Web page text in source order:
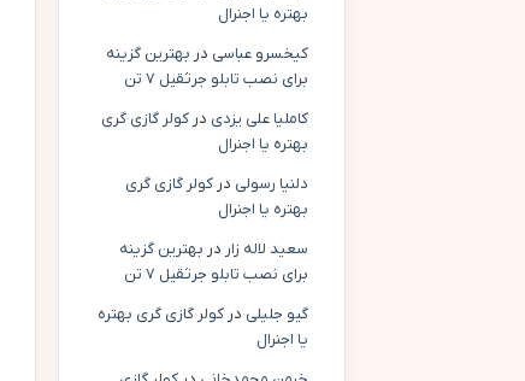
بهتره یا اجنرال
کیخسرو عباسی در بهترین گزینه
برای نصب تابلو جرثقیل ۷ تن
کاملیا علی یزدی درکولر گازی گری
بهتره یا اجنرال
دلنیا رسولی درکولر گازی گری
بهتره یا اجنرال
سعید لاله زار در بهترین گزینه
برای نصب تابلو جرثقیل ۷ تن
گیو جلیلی درکولر گازی گری بهتره
یا اجنرال